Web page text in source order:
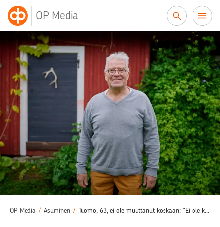
OP Media
OP Media / Asuminen / Tuomo, 63, ei ole muuttanut koskaan: "Ei ole käynyt edes mielessä"